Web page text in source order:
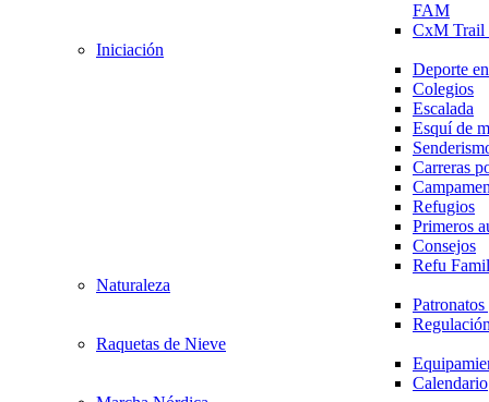
FAM
CxM
Iniciación
Deporte
Colegios
Escalada
Esquí de
Carreras
Refugios
Primeros
Consejos
Refu
Naturaleza
Raquetas de Nieve
Calendario